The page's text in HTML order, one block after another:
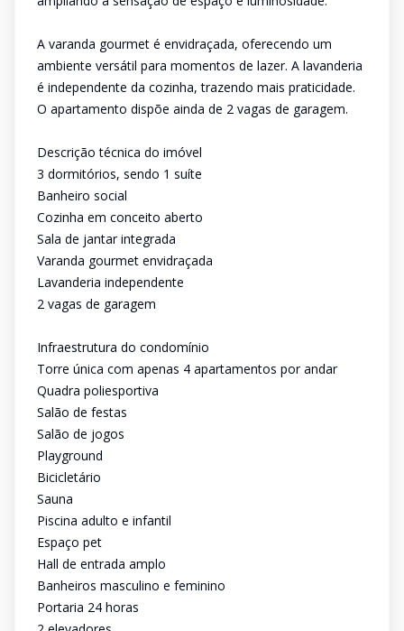
A varanda gourmet é envidraçada, oferecendo um
ambiente versátil para momentos de lazer. A lavanderia
é independente da cozinha, trazendo mais praticidade.
O apartamento dispõe ainda de 2 vagas de garagem.
Descrição técnica do imóvel
3 dormitórios, sendo 1 suíte
Banheiro social
Cozinha em conceito aberto
Sala de jantar integrada
Varanda gourmet envidraçada
Lavanderia independente
2 vagas de garagem
Infraestrutura do condomínio
Torre única com apenas 4 apartamentos por andar
Quadra poliesportiva
Salão de festas
Salão de jogos
Playground
Bicicletário
Sauna
Piscina adulto e infantil
Espaço pet
Hall de entrada amplo
Banheiros masculino e feminino
Portaria 24 horas